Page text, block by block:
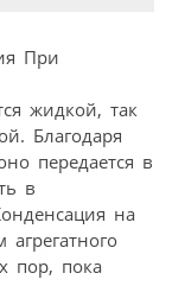
При
жидкой, так
Благодаря
передается в
в
на
пор, пока